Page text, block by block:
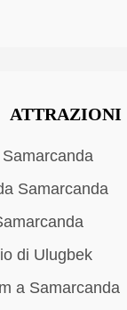
ATTRAZIONI
Samarcanda
di Ulugbek
a Samarcanda